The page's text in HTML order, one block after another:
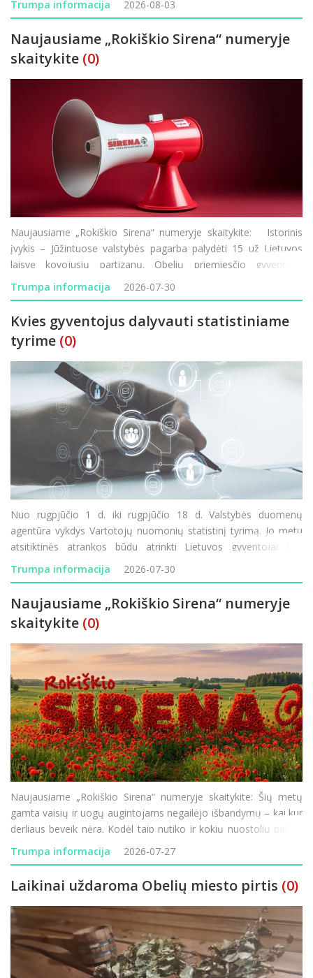
Trumpa informacija 2026-08-03
Naujausiame „Rokiškio Sirena“ numeryje
skaitykite (0)
Naujausiame „Rokiškio Sirena“ numeryje skaitykite: Istorinis
įvykis – Jūžintuose valstybės pagarba palydėti 15 už Lietuvos
laisvę kovojusių partizanų. Obelių priemiesčio gyventojai
nebegali taikstytis su kasdienėmis dulkių problemomis. Rokiškio
Rudolf
Trumpa informacija 2026-07-30
Kvies gyventojus dalyvauti statistiniame
tyrime (0)
Nuo rugpjūčio 1 d. iki rugpjūčio 18 d. Valstybės duomenų
agentūra vykdys Vartotojų nuomonių statistinį tyrimą. Jo metu
atsitiktinės atrankos būdu atrinkti Lietuvos gyventojai bus
kviečiami atsakyti į klausimus apie savo lūkesčius, finansinę
padėtį ir vartojimo planus. Tyrimo rezultatai padeda
Trumpa informacija 2026-07-30
Naujausiame „Rokiškio Sirena“ numeryje
skaitykite (0)
Naujausiame „Rokiškio Sirena“ numeryje skaitykite: Šių metų
gamta vaisių ir uogų augintojams negailėjo išbandymų – kai kur
derliaus beveik nėra. Kodėl taip nutiko ir kokių nuostolių patyrė
Rokiškio krašto ūkininkai? Minint 85-ąsias Holokausto
Trumpa informacija 2026-07-27
Laikinai uždaroma Obelių miesto pirtis (0)